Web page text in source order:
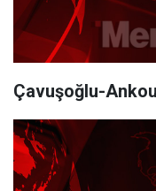
Çavuşoğlu-